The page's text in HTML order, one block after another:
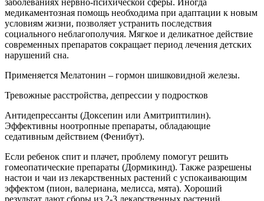
медикаментозная помощь необходима при адаптации к новым
условиям жизни, позволяет устранить последствия
социального неблагополучия. Мягкое и деликатное действие
современных препаратов сокращает период лечения детских
нарушений сна.
Применяется Мелатонин – гормон шишковидной железы.
Тревожные расстройства, депрессии у подростков
Антидепрессанты (Доксепин или Амитриптилин).
Эффективны ноотропные препараты, обладающие
седативным действием (Фенибут).
Если ребенок спит и плачет, проблему помогут решить
гомеопатические препараты (Дормикинд). Также разрешены
настои и чаи из лекарственных растений с успокаивающим
эффектом (пион, валериана, мелисса, мята). Хороший
результат дают сборы из 2-3 лекарственных растений.